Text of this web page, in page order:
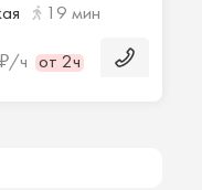
19 мин
₽/ч от 2ч